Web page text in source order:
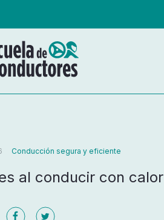
Conducción segura y eficiente
al conducir con calor